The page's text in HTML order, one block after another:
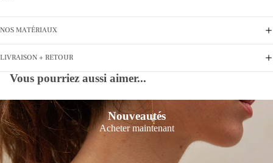
NOS MATÉRIAUX
LIVRAISON + RETOUR
Vous pourriez aussi aimer...
Nouveautés
Acheter maintenant